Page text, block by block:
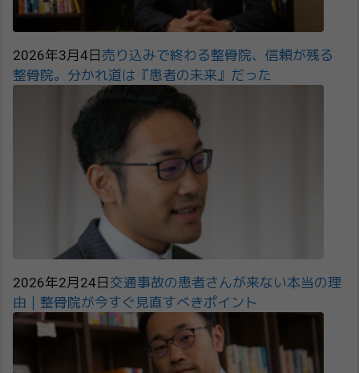
2026年3月4日 売り込みで終わる整骨院、信頼が残る
整骨院。分かれ道は『患者の未来』だった
2026年2月24日 交通事故の患者さんが来ない本当の理
由｜整骨院が今すぐ見直すべきポイント